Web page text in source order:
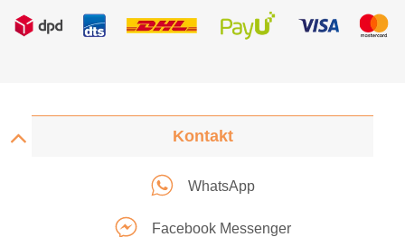
Kontakt
WhatsApp
Facebook Messenger